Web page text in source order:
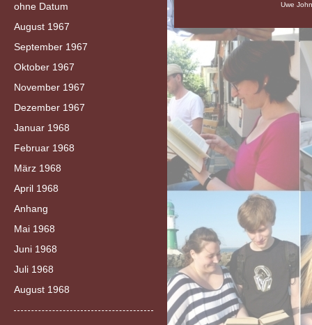
ohne Datum
August 1967
September 1967
Oktober 1967
November 1967
Dezember 1967
Januar 1968
Februar 1968
März 1968
April 1968
Anhang
Mai 1968
Juni 1968
Juli 1968
August 1968
Uwe